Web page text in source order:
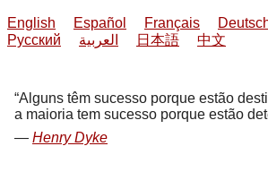
English Español Français
Русский
العربية 日本語 中文
Alguns têm sucesso porque estão
a maioria tem sucesso porque estão
Henry Dyke